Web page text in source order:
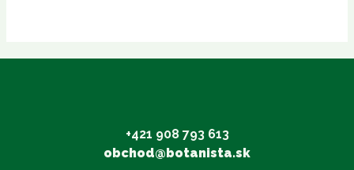
+421 908 793 613
obchod@botanista.sk